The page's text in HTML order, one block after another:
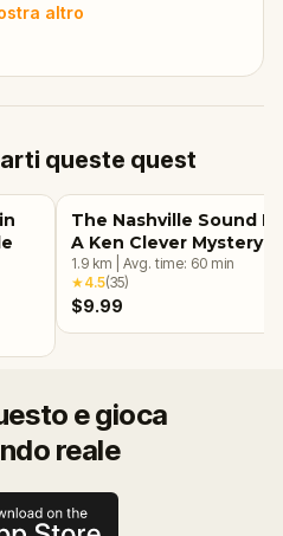
altro
queste quest
The Nashville Sound
A Ken Clever Mystery
1.9 km Avg. time: 60 min
★4.5(35)
$9.99
e gioca
reale